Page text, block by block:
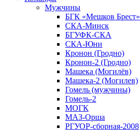
Мужчины
БГК «Мешков Брест»
СКА-Минск
БГУФК-СКА
СКА-Юни
Кронон (Гродно)
Кронон-2 (Гродно)
Машека (Могилёв)
Машека-2 (Могилев)
Гомель (мужчины)
Гомель-2
МОГК
МАЗ-Орша
РГУОР-сборная-2008